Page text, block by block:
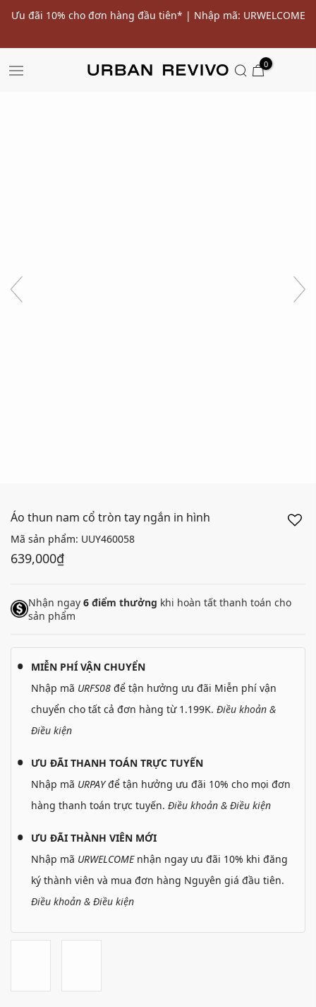
Ưu đãi 10% cho đơn hàng đầu tiên* | Nhập mã: URWELCOME
0
Áo thun nam cổ tròn tay ngắn in hình
Mã sản phẩm: UUY460058
639,000₫
Nhận ngay 6 điểm thưởng khi hoàn tất thanh toán cho
sản phẩm
MIỄN PHÍ VẬN CHUYỂN
Nhập mã URFS08 để tận hưởng ưu đãi Miễn phí vận
chuyển cho tất cả đơn hàng từ 1.199K. Điều khoản &
Điều kiện
ƯU ĐÃI THANH TOÁN TRỰC TUYẾN
Nhập mã URPAYđể tận hưởng ưu đãi 10% cho mọi đơn
hàng thanh toán trực tuyến. Điều khoản & Điều kiện
ƯU ĐÃI THÀNH VIÊN MỚI
Nhập mã URWELCOMEnhận ngay ưu đãi 10% khi đăng
ký thành viên và mua đơn hàng Nguyên giá đầu tiên.
Điều khoản & Điều kiện
SALE